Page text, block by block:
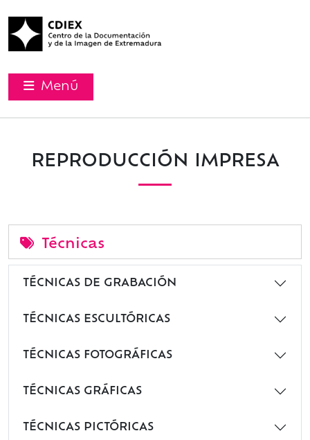
Menú
REPRODUCCIÓN IMPRESA
Técnicas
TÉCNICAS DE GRABACIÓN
TÉCNICAS ESCULTÓRICAS
TÉCNICAS FOTOGRÁFICAS
TÉCNICAS GRÁFICAS
TÉCNICAS PICTÓRICAS